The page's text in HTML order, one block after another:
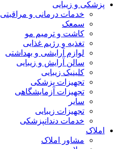
پزشکی و زیبایی
خدمات درمانی و مراقبتی
سمعک
کاشت و ترمیم مو
تغذیه و رژیم غذایی
لوازم آرایشی و بهداشتی
سالن آرایش و زیبایی
کلینیک زیبایی
تجهیزات پزشکی
تجهیزات آزمایشگاهی
سایر
تجهیزات زیبایی
خدمات دندانپزشکی
املاک
مشاور املاک